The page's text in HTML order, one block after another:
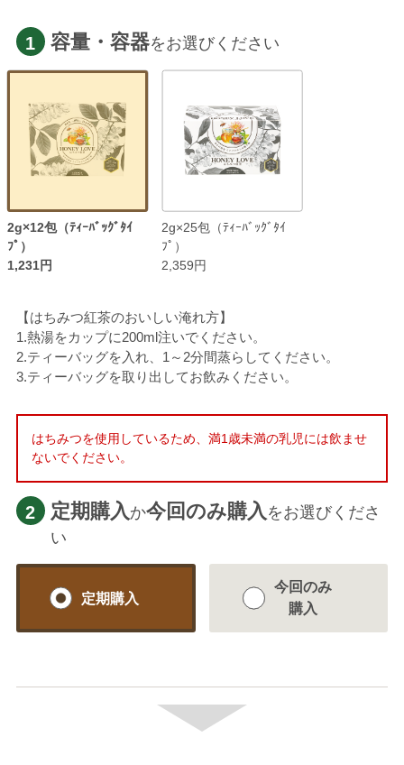
1 容量・容器をお選びください
2g×12包（ﾃｨｰﾊﾞｯｸﾞﾀｲ
ﾌﾟ）
1,231円
2g×25包（ﾃｨｰﾊﾞｯｸﾞﾀｲ
ﾌﾟ）
2,359円
【はちみつ紅茶のおいしい淹れ方】
1.熱湯をカップに200ml注いでください。
2.ティーバッグを入れ、1～2分間蒸らしてください。
3.ティーバッグを取り出してお飲みください。
はちみつを使用しているため、満1歳未満の乳児には飲ませ
ないでください。
2 定期購入 か今回のみ購入 をお選びくださ
い
定期購入
今回のみ
購入